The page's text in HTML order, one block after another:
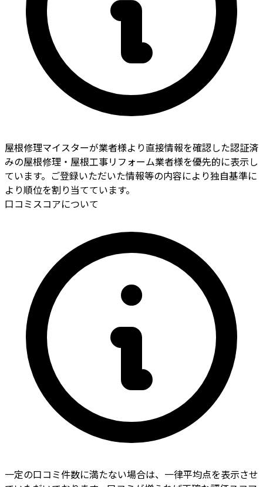
屋根修理マイスターが業者様より直接情報を確認した認証済
みの屋根修理・屋根工事リフォーム業者様を優先的に表示し
ています。ご登録いただいた情報等の内容により独自基準に
より順位を割り当てています。
口コミスコアについて
一定の口コミ件数に満たない場合は、一律平均点を表示させ